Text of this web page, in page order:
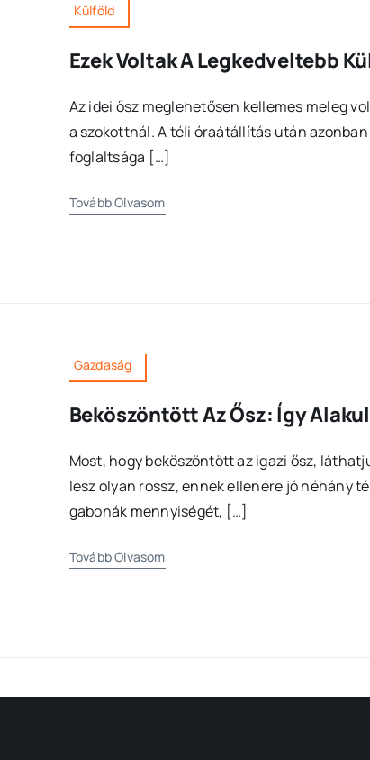
Külföld
Ezek Voltak A Legkedveltebb
Az idei ősz meglehetősen kellemes meleg
a szokottnál. A téli óraátállítás után
foglaltsága […]
Tovább Olvasom
Gazdaság
Beköszöntött Az Ősz: Így
Most, hogy beköszöntött az igazi ősz,
lesz olyan rossz, ennek ellenére jó néhány
gabonák mennyiségét, […]
Tovább Olvasom